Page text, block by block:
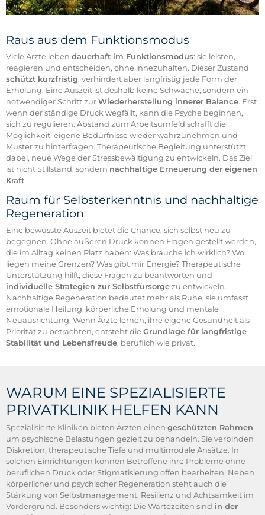
Raus aus dem Funktionsmodus
Viele Ärzte leben dauerhaft im Funktionsmodus: sie leisten,
reagieren und entscheiden, ohne innezuhalten. Dieser Zustand
schützt kurzfristig, verhindert aber langfristig jede Form der
Erholung. Eine Auszeit ist deshalb keine Schwäche, sondern ein
notwendiger Schritt zurWiederherstellung innerer Balance. Erst
wenn der ständige Druck wegfällt, kann die Psyche beginnen,
sich zu regulieren. Abstand zum Arbeitsumfeld schafft die
Möglichkeit, eigene Bedürfnisse wieder wahrzunehmen und
Muster zu hinterfragen. Therapeutische Begleitung unterstützt
dabei, neue Wege der Stressbewältigung zu entwickeln. Das Ziel
ist nicht Stillstand, sondern nachhaltige Erneuerung der eigenen
Kraft.
Raum für Selbsterkenntnis und nachhaltige
Regeneration
Eine bewusste Auszeit bietet die Chance, sich selbst neu zu
begegnen. Ohne äußeren Druck können Fragen gestellt werden,
die im Alltag keinen Platz haben: Was brauche ich wirklich? Wo
liegen meine Grenzen? Was gibt mir Energie? Therapeutische
Unterstützung hilft, diese Fragen zu beantworten und
individuelle Strategien zur Selbstfürsorgezu entwickeln.
Nachhaltige Regeneration bedeutet mehr als Ruhe, sie umfasst
emotionale Heilung, körperliche Erholung und mentale
Neuausrichtung. Wenn Ärzte lernen, ihre eigene Gesundheit als
Priorität zu betrachten, entsteht die Grundlage für langfristige
Stabilität und Lebensfreude, beruflich wie privat.
WARUM EINE SPEZIALISIERTE
PRIVATKLINIK HELFEN KANN
Spezialisierte Kliniken bieten Ärzten einen geschützten Rahmen,
um psychische Belastungen gezielt zu behandeln. Sie verbinden
Diskretion, therapeutische Tiefe und multimodale Ansätze. In
solchen Einrichtungen können Betroffene ihre Probleme ohne
beruflichen Druck oder Stigmatisierung offen bearbeiten. Neben
körperlicher und psychischer Regeneration steht auch die
Stärkung von Selbstmanagement, Resilienz und Achtsamkeit im
Vordergrund. Besonders wichtig: Die Wartezeiten sind in der